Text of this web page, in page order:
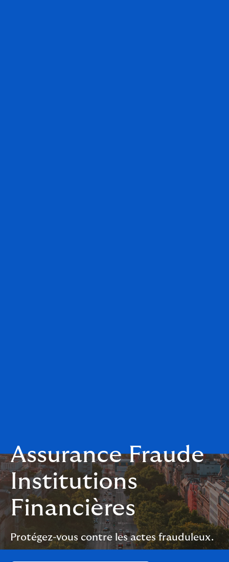
Assurance Fraude
Institutions
Financières
Protégez-vous contre les actes frauduleux.